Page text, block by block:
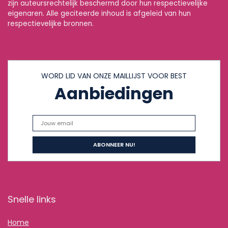
zijn auteursrechtelijk beschermd door hun respectievelijke
eigenaren. Alle geciteerde inhoud is afgeleid van hun
respectievelijke bronnen.
WORD LID VAN ONZE MAILLIJST VOOR BEST
Aanbiedingen
Snelle links
Home